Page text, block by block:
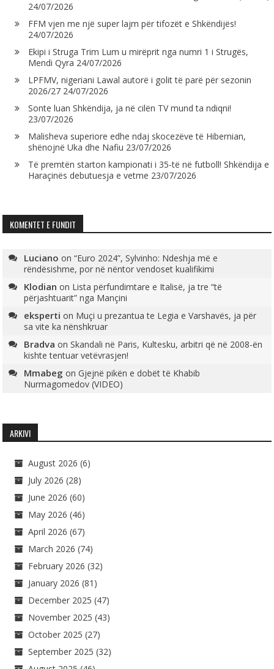
24/07/2026
FFM vjen me një super lajm për tifozët e Shkëndijës!
24/07/2026
Ekipi i Struga Trim Lum u mirëprit nga numri 1 i Strugës,
Mendi Qyra 24/07/2026
LPFMV, nigeriani Lawal autorë i golit të parë për sezonin
2026/27 24/07/2026
Sonte luan Shkëndija, ja në cilën TV mund ta ndiqni!
23/07/2026
Malisheva superiore edhe ndaj skocezëve të Hibernian,
shënojnë Uka dhe Nafiu 23/07/2026
Të premtën starton kampionati i 35-të në futboll! Shkëndija e
Haraçinës debutuesja e vetme 23/07/2026
KOMENTET E FUNDIT
Luciano on“Euro 2024”, Sylvinho: Ndeshja më e
rëndësishme, por në nëntor vendoset kualifikimi
Klodian on Lista përfundimtare e Italisë, ja tre “të
përjashtuarit” nga Mançini
eksperti on Muçi u prezantua te Legia e Varshavës, ja për
sa vite ka nënshkruar
Bradva onSkandali në Paris, Kultesku, arbitri që në 2008-ën
kishte tentuar vetëvrasjen!
Mmabeg onGjejnë pikën e dobët të Khabib
Nurmagomedov (VIDEO)
ARKIVI
August 2026 (6)
July 2026 (28)
June 2026 (60)
May 2026 (46)
April 2026 (67)
March 2026 (74)
February 2026 (32)
January 2026 (81)
December 2025 (47)
November 2025 (43)
October 2025 (27)
September 2025 (32)